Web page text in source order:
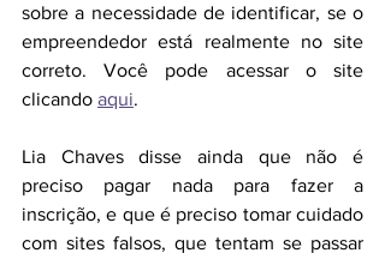
sobre a necessidade de identificar, se o
empreendedor está realmente no site
correto. Você pode acessar o site
clicando aqui.
Lia Chaves disse ainda que não é
preciso pagar nada para fazer a
inscrição, e que é preciso tomar cuidado
com sites falsos, que tentam se passar